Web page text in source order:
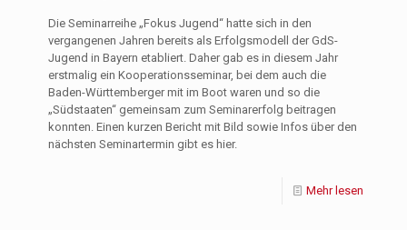
Die Seminarreihe „Fokus Jugend“ hatte sich in den
vergangenen Jahren bereits als Erfolgsmodell der GdS-
Jugend in Bayern etabliert. Daher gab es in diesem Jahr
erstmalig ein Kooperationsseminar, bei dem auch die
Baden-Württemberger mit im Boot waren und so die
„Südstaaten“ gemeinsam zum Seminarerfolg beitragen
konnten. Einen kurzen Bericht mit Bild sowie Infos über den
nächsten Seminartermin gibt es hier.
Mehr lesen